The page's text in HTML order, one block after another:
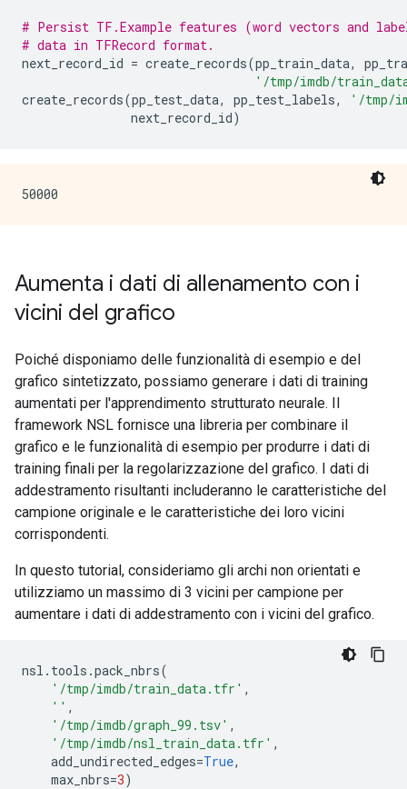
# Persist TF.Example features (word vectors and
# data in TFRecord format.
next_record_id = create_records(pp_train_data,
'/tmp/imdb/
create_records(pp_test_data, pp_test_labels,
'/tmp/
next_record_id)
Aumenta i dati di allenamento con i
vicini del grafico
Poiché disponiamo delle funzionalità di esempio e del
grafico sintetizzato, possiamo generare i dati di training
aumentati per l'apprendimento strutturato neurale. Il
framework NSL fornisce una libreria per combinare il
grafico e le funzionalità di esempio per produrre i dati di
training finali per la regolarizzazione del grafico. I dati di
addestramento risultanti includeranno le caratteristiche del
campione originale e le caratteristiche dei loro vicini
corrispondenti.
In questo tutorial, consideriamo gli archi non orientati e
utilizziamo un massimo di 3 vicini per campione per
aumentare i dati di addestramento con i vicini del grafico.
nsl . tools .pack_nbrs(
'/tmp/imdb/train_data.tfr' ,
'' ,
'/tmp/imdb/graph_99.tsv' ,
'/tmp/imdb/nsl_train_data.tfr' ,
add_undirected_edges=True,
max_nbrs=3)